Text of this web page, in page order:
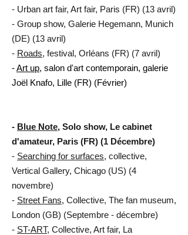
- Urban art fair, Art fair, Paris (FR) (13 avril)
- Group show, Galerie Hegemann, Munich
(DE) (13 avril)
- Roads, festival, Orléans (FR) (7 avril)
-Art up, salon d'art contemporain, galerie
Joël Knafo, Lille (FR) (Février)
- Blue Note, Solo show, Le cabinet
d'amateur, Paris (FR) (1 Décembre)
- Searching for surfaces, collective,
Vertical Gallery, Chicago (US) (4
novembre)
- Street Fans, Collective, The fan museum,
London (GB) (Septembre - décembre)
- ST-ART, Collective, Art fair, La